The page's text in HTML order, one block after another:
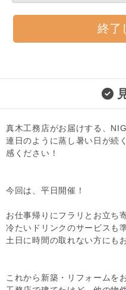
終了
真木工務店がお届けする、
連日のように蒸し暑い日が続
感ください！
今回は、平日開催！
お仕事帰りにフラリとお立ち
冷たいドリンクのサービスも
土日に時間の取れない方にも
これから新築・リフォームを